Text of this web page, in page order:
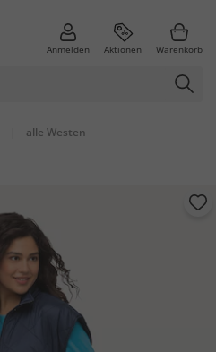
Anmelden Aktionen Warenkorb
| alle Westen